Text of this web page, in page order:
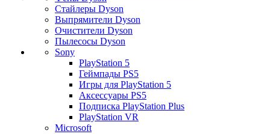
Стайлеры Dyson
Выпрямители Dyson
Очистители Dyson
Пылесосы Dyson
Sony
PlayStation 5
Геймпады PS5
Игры для PlayStation 5
Аксессуары PS5
Подписка PlayStation Plus
PlayStation VR
Microsoft